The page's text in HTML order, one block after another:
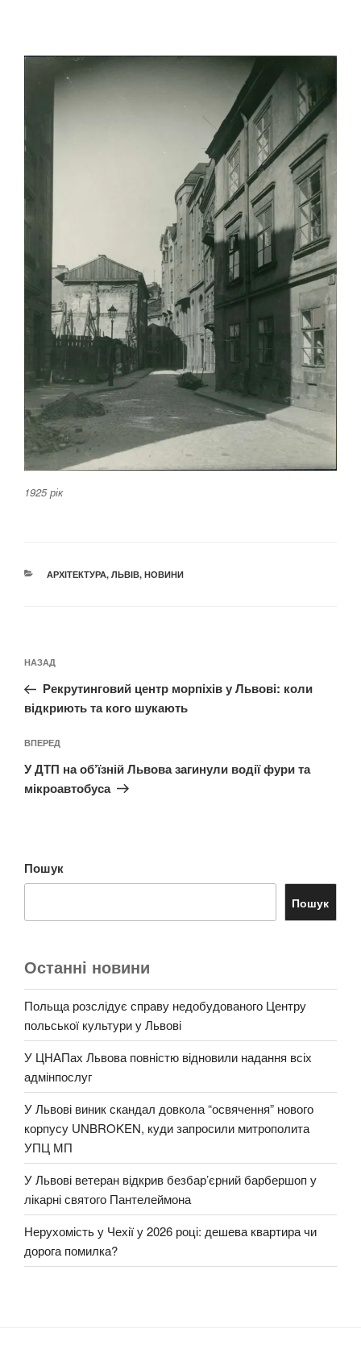
1925 рік
КАТЕГОРІЇ
АРХІТЕКТУРА, ЛЬВІВ, НОВИНИ
записів
Попередній
запис:
НАЗАД
Рекрутинговий центр морпіхів у Львові: коли
відкриють та кого шукають
Наступний
запис
ВПЕРЕД
У ДТП на об’їзній Львова загинули водії фури та
мікроавтобуса
Пошук
Пошук
Останні новини
Польща розслідує справу недобудованого Центру
польської культури у Львові
У ЦНАПах Львова повністю відновили надання всіх
адмінпослуг
У Львові виник скандал довкола “освячення” нового
корпусу UNBROKEN, куди запросили митрополита
УПЦ МП
У Львові ветеран відкрив безбар’єрний барбершоп у
лікарні святого Пантелеймона
Нерухомість у Чехії у 2026 році: дешева квартира чи
дорога помилка?